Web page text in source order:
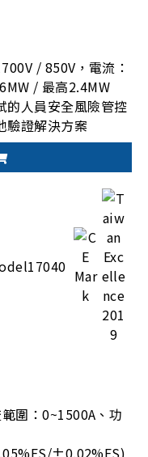
/ 850V，電流：
/ 最高2.4MW
的人員安全風險管控
驗證解決方案
圍：0~1500A、功
±0.02%FS)